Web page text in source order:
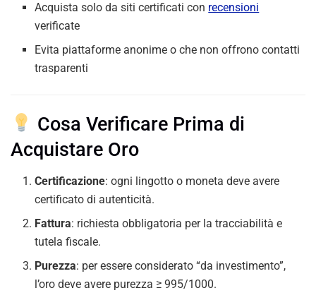
Acquista solo da siti certificati con recensioni
verificate
Evita piattaforme anonime o che non offrono contatti
trasparenti
Cosa Verificare Prima di
Acquistare Oro
Certificazione: ogni lingotto o moneta deve avere
certificato di autenticità.
Fattura: richiesta obbligatoria per la tracciabilità e
tutela fiscale.
Purezza: per essere considerato “da investimento”,
l’oro deve avere purezza ≥ 995/1000.